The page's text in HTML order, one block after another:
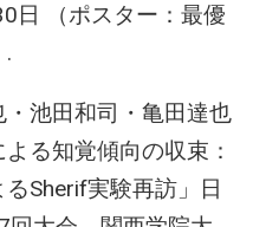
日 （ポスター：最優
.
池田和司・亀田達也
よる知覚傾向の収束：
Sherif実験再訪」日